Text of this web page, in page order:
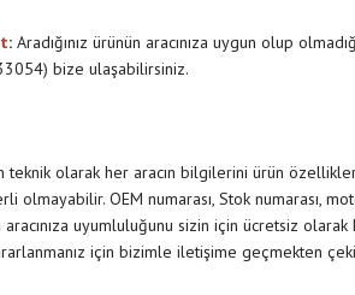
: Aradığınız ürünün aracınıza uygun olup
bize ulaşabilirsiniz.
teknik olarak her aracın bilgilerini ürün
olmayabilir. OEM numarası, Stok numarası,
aracınıza uyumluluğunu sizin için ücretsiz
için bizimle iletişime geçmekten